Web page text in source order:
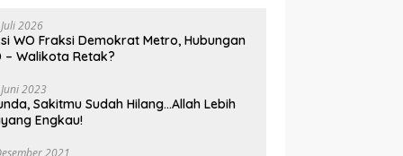
2026
WO Fraksi Demokrat Metro, Hubungan
– Walikota Retak?
2023
Sakitmu Sudah Hilang…Allah Lebih
Engkau!
2021